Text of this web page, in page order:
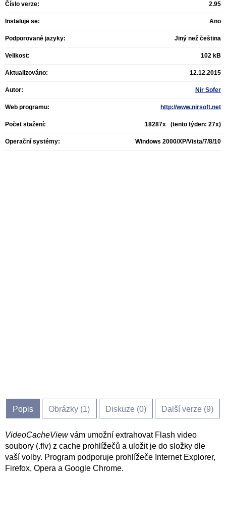
Číslo verze: 2.95
Instaluje se: Ano
Podporované jazyky: Jiný než čeština
Velikost: 102 kB
Aktualizováno: 12.12.2015
Autor: Nir Sofer
Web programu: http://www.nirsoft.net
Počet stažení: 18287x (tento týden: 27x)
Operační systémy: Windows 2000/XP/Vista/7/8/10
Popis Obrázky (1) Diskuze (0) Další verze (9)
VideoCacheViewvám umožní extrahovat Flash video
soubory (.flv) z cache prohlížečů a uložit je do složky dle
vaší volby. Program podporuje prohlížeče Internet Explorer,
Firefox, Opera a Google Chrome.